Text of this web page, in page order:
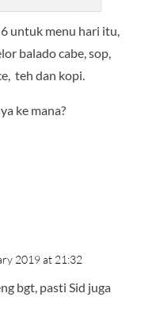
untuk menu hari itu,
balado cabe, sop,
teh dan kopi.
ke mana?
2019 at 21:32
bgt, pasti Sid juga